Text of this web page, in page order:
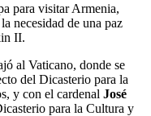
para visitar Armenia,
necesidad de una paz
II.
al Vaticano, donde se
del Dicasterio para la
y con el cardenal José
para la Cultura y